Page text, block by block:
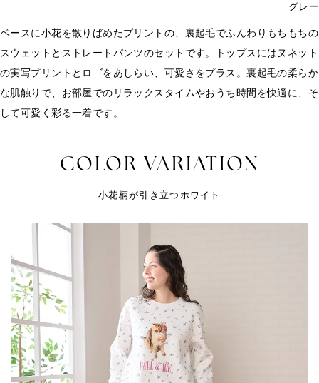
グレー
ベースに小花を散りばめたプリントの、裏起毛でふんわりもちもちの
スウェットとストレートパンツのセットです。トップスにはヌネット
の実写プリントとロゴをあしらい、可愛さをプラス。裏起毛の柔らか
な肌触りで、お部屋でのリラックスタイムやおうち時間を快適に、そ
して可愛く彩る一着です。
COLOR VARIATION
小花柄が引き立つホワイト